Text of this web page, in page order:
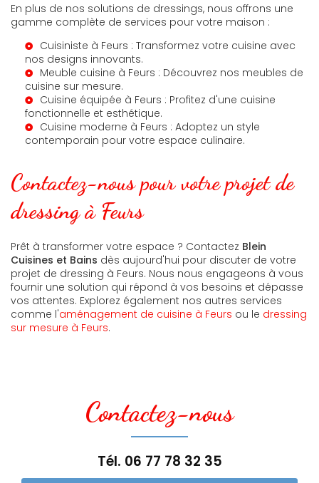
En plus de nos solutions de dressings, nous offrons une
gamme complète de services pour votre maison :
Cuisiniste à Feurs : Transformez votre cuisine avec
nos designs innovants.
Meuble cuisine à Feurs : Découvrez nos meubles de
cuisine sur mesure.
Cuisine équipée à Feurs : Profitez d'une cuisine
fonctionnelle et esthétique.
Cuisine moderne à Feurs : Adoptez un style
contemporain pour votre espace culinaire.
Contactez-nous pour votre projet de
dressing à Feurs
Prêt à transformer votre espace ? Contactez Blein
Cuisines et Bains dès aujourd'hui pour discuter de votre
projet de dressing à Feurs. Nous nous engageons à vous
fournir une solution qui répond à vos besoins et dépasse
vos attentes. Explorez également nos autres services
comme l'aménagement de cuisine à Feurs ou le dressing
sur mesure à Feurs.
Contactez-nous
Tél. 06 77 78 32 35